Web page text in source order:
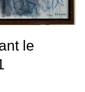
le